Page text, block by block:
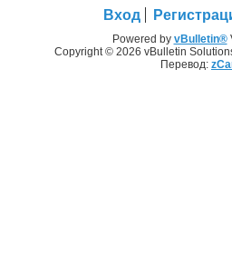
Вход
Powered by vBulletin®
Copyright © 2026 vBulletin
Перевод: